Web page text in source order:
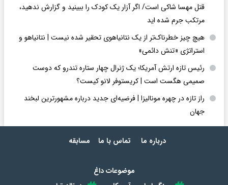
قتل مهسا شاکی است/ اگر آزار یک کودک را ببینید و گزارش ندهید،
مرتکب جرم شده اید
هیچ چیز خطرناک‌تر از یک نتانیاهوی تحقیر شده نیست | نتانیاهو و
استراتژی «تنش دائمی»
رئیس تازه ارتش آمریکا؛ یک ژنرال چهار ستاره تندرو که دوست
صمیمی هگست است | کریستوفر لانو کیست؟
راز تازه در چهره مونالیزا | فرضیه‌ای جدید درباره مشهورترین لبخند
جهان
درباره ما تماس با ما مسابقه
موضوعات داغ